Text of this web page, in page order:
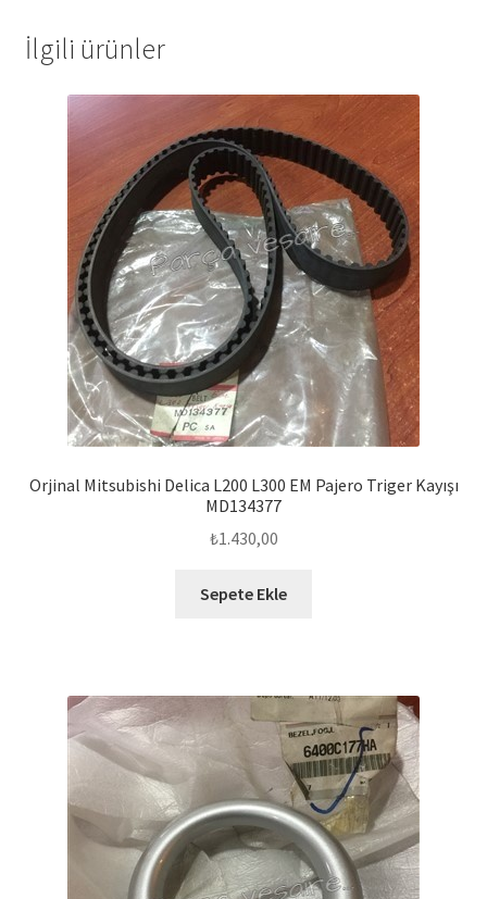
İlgili ürünler
Orjinal Mitsubishi Delica L200 L300 EM Pajero Triger Kayışı
MD134377
₺1.430,00
Sepete Ekle